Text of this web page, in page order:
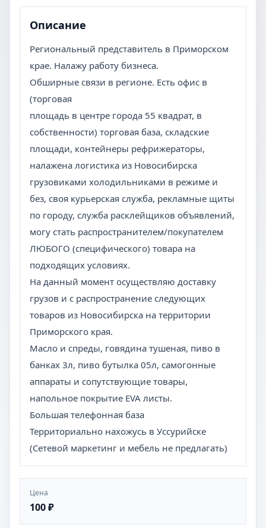
Описание
Региональный представитель в Приморском
крае. Налажу работу бизнеса.
Обширные связи в регионе. Есть офис в
(торговая
площадь в центре города 55 квадрат, в
собственности) торговая база, складские
площади, контейнеры рефрижераторы,
налажена логистика из Новосибирска
грузовиками холодильниками в режиме и
без, своя курьерская служба, рекламные щиты
по городу, служба расклейщиков объявлений,
могу стать распространителем/покупателем
ЛЮБОГО (специфического) товара на
подходящих условиях.
На данный момент осуществляю доставку
грузов и с распространение следующих
товаров из Новосибирска на территории
Приморского края.
Масло и спреды, говядина тушеная, пиво в
банках 3л, пиво бутылка 05л, самогонные
аппараты и сопутствующие товары,
напольное покрытие EVA листы.
Большая телефонная база
Территориально нахожусь в Уссурийске
(Сетевой маркетинг и мебель не предлагать)
Цена
100 ₽